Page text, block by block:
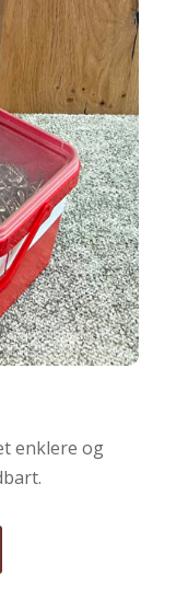
enklere og